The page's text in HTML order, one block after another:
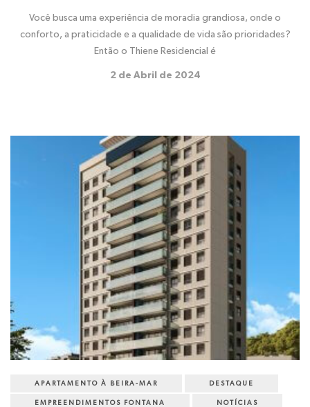
Você busca uma experiência de moradia grandiosa, onde o
conforto, a praticidade e a qualidade de vida são prioridades?
Então o Thiene Residencial é
2 de Abril de 2024
APARTAMENTO À BEIRA-MAR DESTAQUE
EMPREENDIMENTOS FONTANA NOTÍCIAS